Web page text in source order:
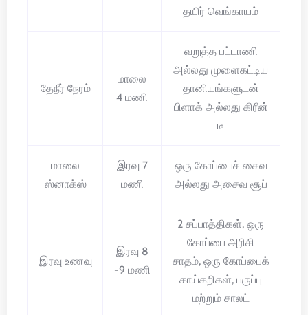
தயிர் வெங்காயம்
தேநீர் நேரம்
மாலை
4 மணி
வறுத்த பட்டாணி
அல்லது முளைகட்டிய
தானியங்களுடன்
பிளாக் அல்லது கிரீன்
டீ
மாலை
ஸ்னாக்ஸ்
இரவு 7
மணி
ஒரு கோப்பைச் சைவ
அல்லது அசைவ சூப்
இரவு உணவு
இரவு 8
-9 மணி
2 சப்பாத்திகள், ஒரு
கோப்பை அரிசி
சாதம், ஒரு கோப்பைக்
காய்கறிகள், பருப்பு
மற்றும் சாலட்